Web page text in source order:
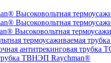
Высоковольтная
Высоковольтная
Высоковольтная
термоусаживаемая
антитрекинговая трубка
ТВНЭП Raychman®